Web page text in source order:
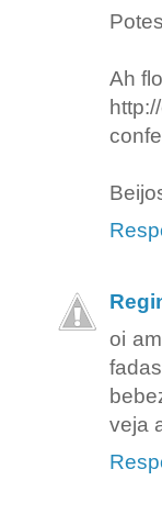
Ah
oi
veja